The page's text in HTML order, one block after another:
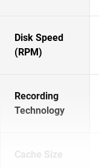
Disk Speed
(RPM)
Recording
Technology
Cache Size